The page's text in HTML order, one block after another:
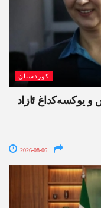
کوردستان
و یوکسەکداغ ئازاد
2026-08-06